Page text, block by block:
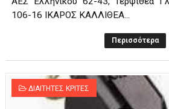
106-16 ΙΚΑΡΟΣ ΚΑΛΛΙΘΕΑ...
Περισσότερα
ΔΙΑΙΤΗΤΕΣ ΚΡΙΤΕΣ